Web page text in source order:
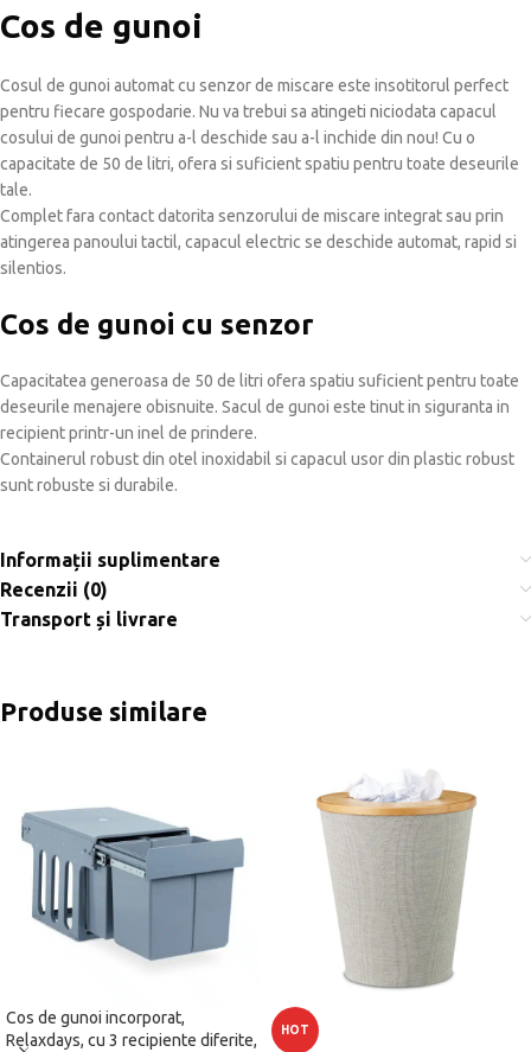
Cos de gunoi
Cosul de gunoi automat cu senzor de miscare este insotitorul perfect
pentru fiecare gospodarie. Nu va trebui sa atingeti niciodata capacul
cosului de gunoi pentru a-l deschide sau a-l inchide din nou! Cu o
capacitate de 50 de litri, ofera si suficient spatiu pentru toate deseurile
tale.
Complet fara contact datorita senzorului de miscare integrat sau prin
atingerea panoului tactil, capacul electric se deschide automat, rapid si
silentios.
Cos de gunoi cu senzor
Capacitatea generoasa de 50 de litri ofera spatiu suficient pentru toate
deseurile menajere obisnuite. Sacul de gunoi este tinut in siguranta in
recipient printr-un inel de prindere.
Containerul robust din otel inoxidabil si capacul usor din plastic robust
sunt robuste si durabile.
Informații suplimentare
Recenzii (0)
Transport și livrare
Produse similare
Cos de gunoi incorporat,
Relaxdays, cu 3 recipiente diferite,
HOT